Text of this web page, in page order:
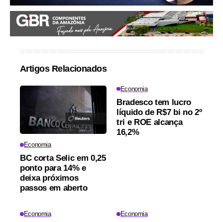
Artigos Relacionados
Economia
BC corta Selic em 0,25
ponto para 14% e
deixa próximos
passos em aberto
Economia
Bradesco tem lucro
líquido de R$7 bi no 2º
tri e ROE alcança
16,2%
Economia Economia